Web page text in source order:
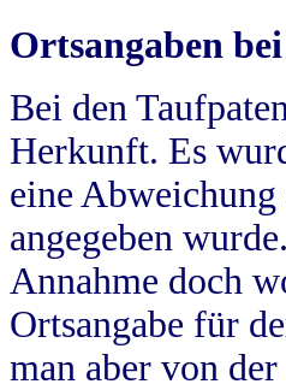
Ortsangaben
Bei den
Herkunft. Es
eine
angegeben
Annahme doch
Ortsangabe für
man aber von